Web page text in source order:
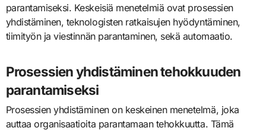
parantamiseksi. Keskeisiä menetelmiä ovat prosessien
yhdistäminen, teknologisten ratkaisujen hyödyntäminen,
tiimityön ja viestinnän parantaminen, sekä automaatio.
Prosessien yhdistäminen tehokkuuden
parantamiseksi
Prosessien yhdistäminen on keskeinen menetelmä, joka
auttaa organisaatioita parantamaan tehokkuutta. Tämä